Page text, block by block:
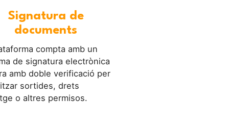
Signatura de
documents
compta amb un
de signatura electrònica
amb doble verificació per
sortides, drets
o altres permisos.